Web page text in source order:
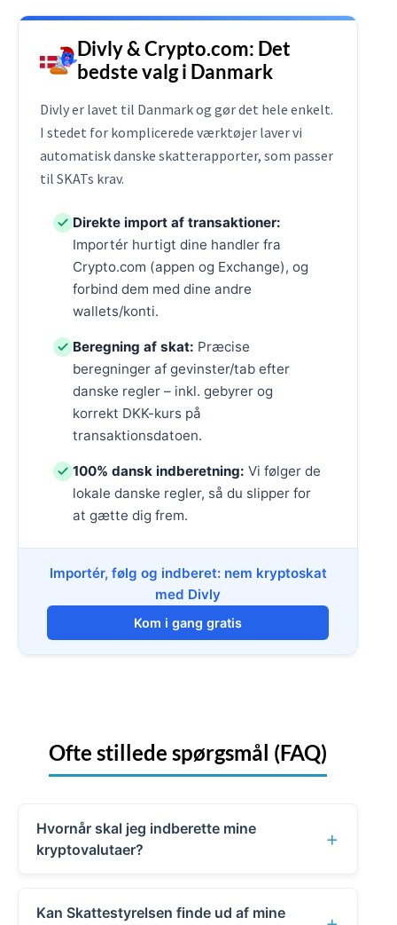
Divly & Crypto.com: Det
bedste valg i Danmark
Divly er lavet til Danmark og gør det hele enkelt.
I stedet for komplicerede værktøjer laver vi
automatisk danske skatterapporter, som passer
til SKATs krav.
Direkte import af transaktioner:
Importér hurtigt dine handler fra
Crypto.com (appen og Exchange), og
forbind dem med dine andre
wallets/konti.
Beregning af skat: Præcise
beregninger af gevinster/tab efter
danske regler – inkl. gebyrer og
korrekt DKK-kurs på
transaktionsdatoen.
100% dansk indberetning: Vi følger de
lokale danske regler, så du slipper for
at gætte dig frem.
Importér, følg og indberet: nem kryptoskat
med Divly
Kom i gang gratis
Ofte stillede spørgsmål (FAQ)
Hvornår skal jeg indberette mine
kryptovalutaer?
+
årsopgørelsen på Skattestyrelsens
Kan Skattestyrelsen finde ud af mine